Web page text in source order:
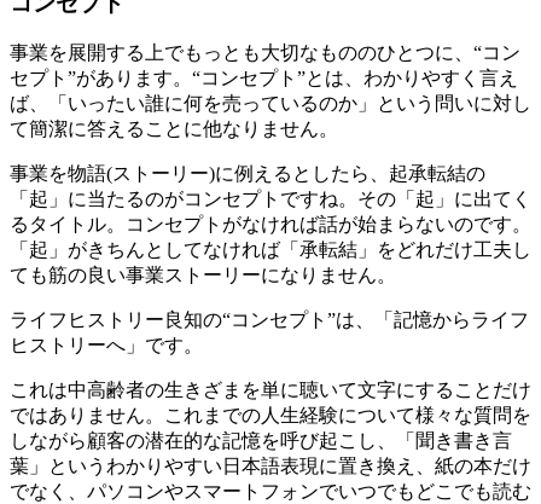
事業を展開する上でもっとも大切なもののひとつに、“コン
セプト”があります。“コンセプト”とは、わかりやすく言え
ば、「いったい誰に何を売っているのか」という問いに対し
て簡潔に答えることに他なりません。
事業を物語(ストーリー)に例えるとしたら、起承転結の
「起」に当たるのがコンセプトですね。その「起」に出てく
るタイトル。コンセプトがなければ話が始まらないのです。
「起」がきちんとしてなければ「承転結」をどれだけ工夫し
ても筋の良い事業ストーリーになりません。
ライフヒストリー良知の“コンセプト”は、「記憶からライフ
ヒストリーへ」です。
これは中高齢者の生きざまを単に聴いて文字にすることだけ
ではありません。これまでの人生経験について様々な質問を
しながら顧客の潜在的な記憶を呼び起こし、「聞き書き言
葉」というわかりやすい日本語表現に置き換え、紙の本だけ
でなく、パソコンやスマートフォンでいつでもどこでも読む